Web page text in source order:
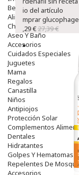
Bebé
Alimentación Y
Chupetes Y Mordedores
Aseo Y Baño
Accesorios
Cuidados Especiales
Juguetes
Mama
Regalos
Canastilla
Niños
Antipiojos
Protección Solar
Complementos
Dentales
Hidratantes
Golpes Y Hematomas
Repelentes De
Accesorios
sitio del artículo
comprar
23,29 €27,39 €